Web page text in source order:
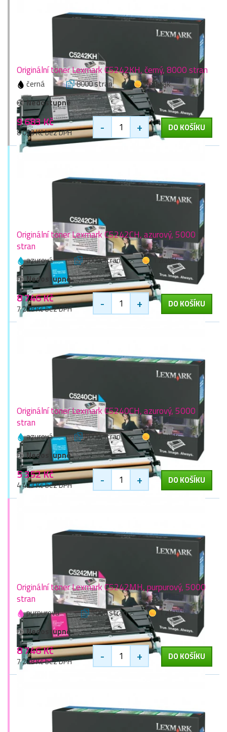
Originální toner Lexmark C5242KH, černý, 8000 stran
černá 8000 stran
1 zlaťák
Nedostupné
9 683 Kč
8 003 Kč bez DPH - + DO KOŠÍKU
Originální toner Lexmark C5242CH, azurový, 5000
stran
azurová 5000 stran
1 zlaťák
Nedostupné
8 746 Kč
7 228 Kč bez DPH - + DO KOŠÍKU
Originální toner Lexmark C5240CH, azurový, 5000
stran
azurová 5000 stran
1 zlaťák
Nedostupné
5 352 Kč
4 423 Kč bez DPH - + DO KOŠÍKU
Originální toner Lexmark C5242MH, purpurový, 5000
stran
purpurová 5000 stran
1 zlaťák
Nedostupné
8 746 Kč
7 228 Kč bez DPH - + DO KOŠÍKU